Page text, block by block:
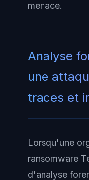
menace.
Analyse
une
traces et
Lorsqu'une
ransomware
d'analyse